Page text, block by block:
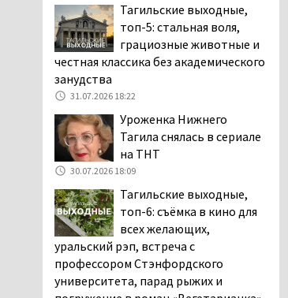
Жителей центра Нижнего
Тагила напугала система
оповещения о
заложенной бомбе
04.08.2026 17:57
движение здесь очень
опасно: машин, которые
надо пропускать, почти не видно».
Тагильчане пожаловались на плохой
обзор из-за высокой травы у дороги
на перекрёстке улиц Серова и
Первомайской
04.08.2026 16:53
Отлавливать собак в
Нижнем Тагиле будут
Тагильские выходные,
топ-5: стальная воля,
грациозные животные и
честная классика без академического
занудства
31.07.2026 18:22
Уроженка Нижнего
Тагила снялась в сериале
на ТНТ
30.07.2026 18:09
Тагильские выходные,
топ-6: съёмка в кино для
всех желающих,
уральский рэп, встреча с
профессором Стэнфордского
университета, парад рыжих и